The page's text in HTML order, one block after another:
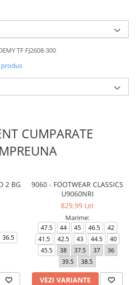
TF FJ2608-300
CUMPARATE
2 BG
36.5
9060 - FOOTWEAR CLASSICS
U9060NRI
829,99 Lei
Marime:
47.5 44 45 46.5
42
41.5
42.5 43 44.5
40
45.5
38 37.5 37
36
39.5
38.5
VEZI VARIANTE